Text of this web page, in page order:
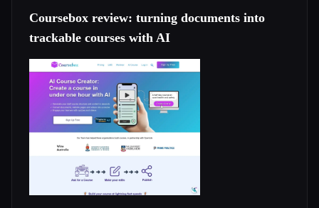
Coursebox review: turning documents into
trackable courses with AI